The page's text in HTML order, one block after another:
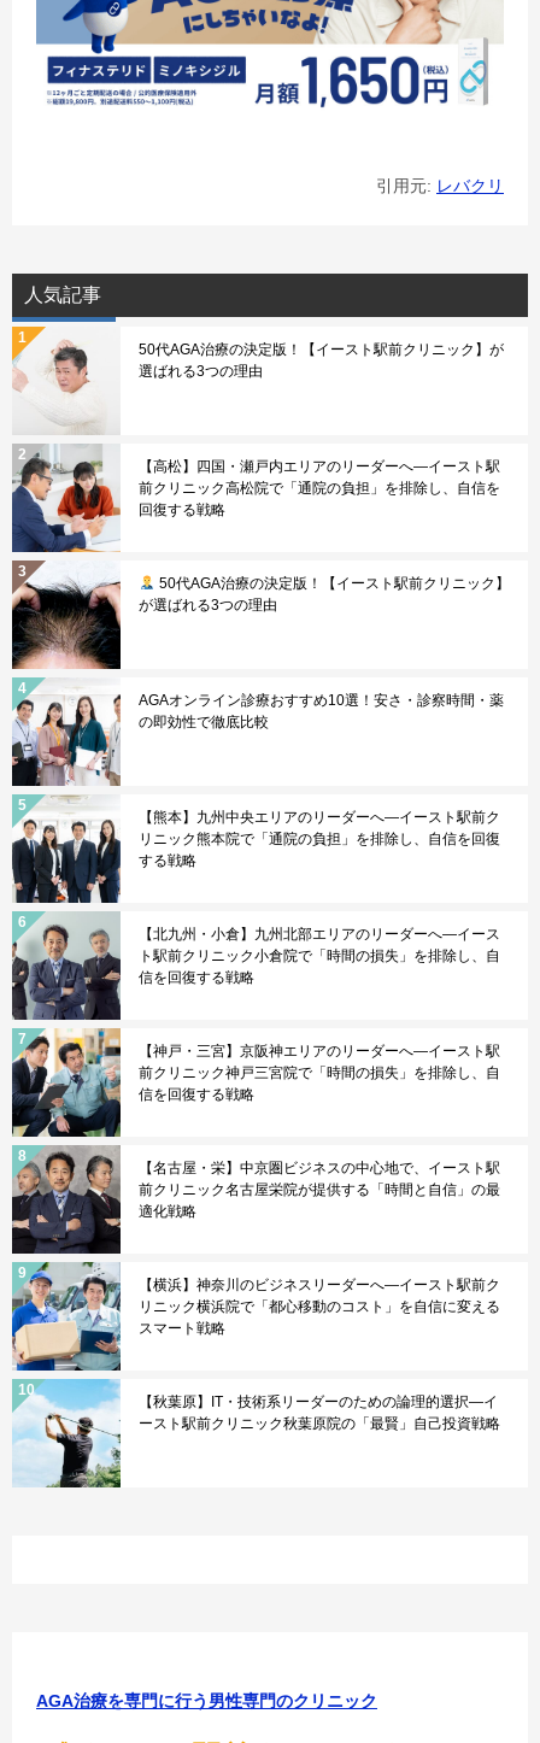
引用元: レバクリ
人気記事
50代AGA治療の決定版！【イースト駅前クリニック】が
選ばれる3つの理由
【高松】四国・瀬戸内エリアのリーダーへ—イースト駅
前クリニック高松院で「通院の負担」を排除し、自信を
回復する戦略
50代AGA治療の決定版！【イースト駅前クリニック】
が選ばれる3つの理由
AGAオンライン診療おすすめ10選！安さ・診察時間・薬
の即効性で徹底比較
【熊本】九州中央エリアのリーダーへ—イースト駅前ク
リニック熊本院で「通院の負担」を排除し、自信を回復
する戦略
【北九州・小倉】九州北部エリアのリーダーへ—イース
ト駅前クリニック小倉院で「時間の損失」を排除し、自
信を回復する戦略
【神戸・三宮】京阪神エリアのリーダーへ—イースト駅
前クリニック神戸三宮院で「時間の損失」を排除し、自
信を回復する戦略
【名古屋・栄】中京圏ビジネスの中心地で、イースト駅
前クリニック名古屋栄院が提供する「時間と自信」の最
適化戦略
【横浜】神奈川のビジネスリーダーへ—イースト駅前ク
リニック横浜院で「都心移動のコスト」を自信に変える
スマート戦略
【秋葉原】IT・技術系リーダーのための論理的選択—イ
ースト駅前クリニック秋葉原院の「最賢」自己投資戦略
AGA治療を専門に行う男性専門のクリニック